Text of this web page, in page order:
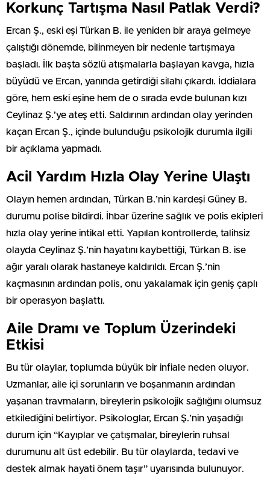
Korkunç Tartışma Nasıl Patlak Verdi?
Ercan Ş., eski eşi Türkan B. ile yeniden bir araya gelmeye
çalıştığı dönemde, bilinmeyen bir nedenle tartışmaya
başladı. İlk başta sözlü atışmalarla başlayan kavga, hızla
büyüdü ve Ercan, yanında getirdiği silahı çıkardı. İddialara
göre, hem eski eşine hem de o sırada evde bulunan kızı
Ceylinaz Ş.’ye ateş etti. Saldırının ardından olay yerinden
kaçan Ercan Ş., içinde bulunduğu psikolojik durumla ilgili
bir açıklama yapmadı.
Acil Yardım Hızla Olay Yerine Ulaştı
Olayın hemen ardından, Türkan B.’nin kardeşi Güney B.
durumu polise bildirdi. İhbar üzerine sağlık ve polis ekipleri
hızla olay yerine intikal etti. Yapılan kontrollerde, talihsiz
olayda Ceylinaz Ş.’nin hayatını kaybettiği, Türkan B. ise
ağır yaralı olarak hastaneye kaldırıldı. Ercan Ş.’nin
kaçmasının ardından polis, onu yakalamak için geniş çaplı
bir operasyon başlattı.
Aile Dramı ve Toplum Üzerindeki
Etkisi
Bu tür olaylar, toplumda büyük bir infiale neden oluyor.
Uzmanlar, aile içi sorunların ve boşanmanın ardından
yaşanan travmaların, bireylerin psikolojik sağlığını olumsuz
etkilediğini belirtiyor. Psikologlar, Ercan Ş.’nin yaşadığı
durum için “Kayıplar ve çatışmalar, bireylerin ruhsal
durumunu alt üst edebilir. Bu tür olaylarda, tedavi ve
destek almak hayati önem taşır” uyarısında bulunuyor.